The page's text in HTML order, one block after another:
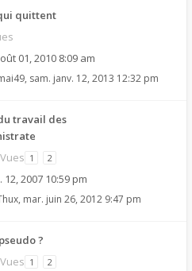
quittent
01, 2010 8:09 am
, sam. janv. 12, 2013 12:32 pm
travail des
1 2
12, 2007 10:59 pm
, mar. juin 26, 2012 9:47 pm
?
1 2